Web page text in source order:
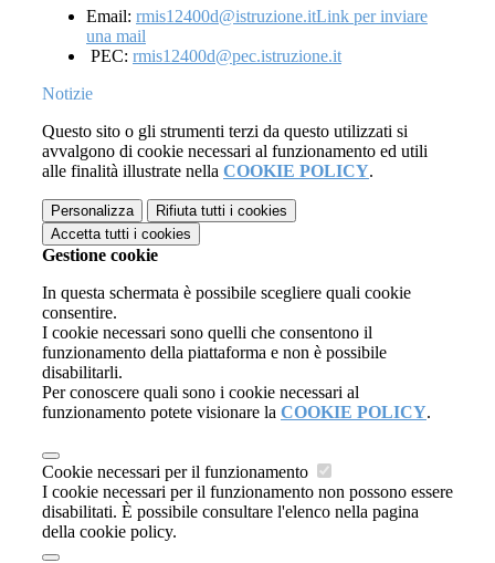
Email: rmis12400d@istruzione.itLink per inviare
una mail
PEC: rmis12400d@pec.istruzione.it
Notizie
Questo sito o gli strumenti terzi da questo utilizzati si
avvalgono di cookie necessari al funzionamento ed utili
alle finalità illustrate nella COOKIE POLICY.
Personalizza Rifiuta tutti i cookies
Accetta tutti i cookies
Gestione cookie
In questa schermata è possibile scegliere quali cookie
consentire.
I cookie necessari sono quelli che consentono il
funzionamento della piattaforma e non è possibile
disabilitarli.
Per conoscere quali sono i cookie necessari al
funzionamento potete visionare la COOKIE POLICY.
Cookie necessari per il funzionamento
I cookie necessari per il funzionamento non possono essere
disabilitati. È possibile consultare l'elenco nella pagina
della cookie policy.